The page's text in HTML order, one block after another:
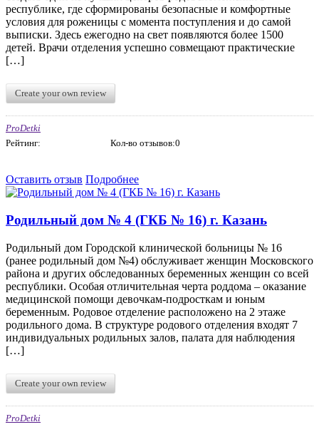
республике, где сформированы безопасные и комфортные
условия для роженицы с момента поступления и до самой
выписки. Здесь ежегодно на свет появляются более 1500
детей. Врачи отделения успешно совмещают практические
[…]
Create your own review
ProDetki
Рейтинг:
Кол-во отзывов:0
Оставить отзыв Подробнее
Родильный дом № 4 (ГКБ № 16) г. Казань
Родильный дом Городской клинической больницы № 16
(ранее родильный дом №4) обслуживает женщин Московского
района и других обследованных беременных женщин со всей
республики. Особая отличительная черта роддома – оказание
медицинской помощи девочкам-подросткам и юным
беременным. Родовое отделение расположено на 2 этаже
родильного дома. В структуре родового отделения входят 7
индивидуальных родильных залов, палата для наблюдения
[…]
Create your own review
ProDetki